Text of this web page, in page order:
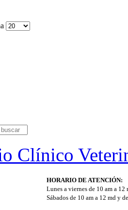
HORARIO DE ATENCIÓN:
Lunes a viernes de 10 am a 12
Sábados de 10 am a 12 md y